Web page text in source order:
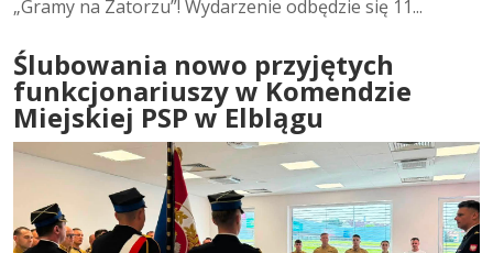
„Gramy na Zatorzu”! Wydarzenie odbędzie się 11...
Ślubowania nowo przyjętych
funkcjonariuszy w Komendzie
Miejskiej PSP w Elblągu